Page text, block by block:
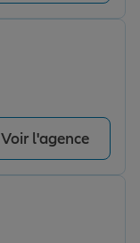
Voir l'agence